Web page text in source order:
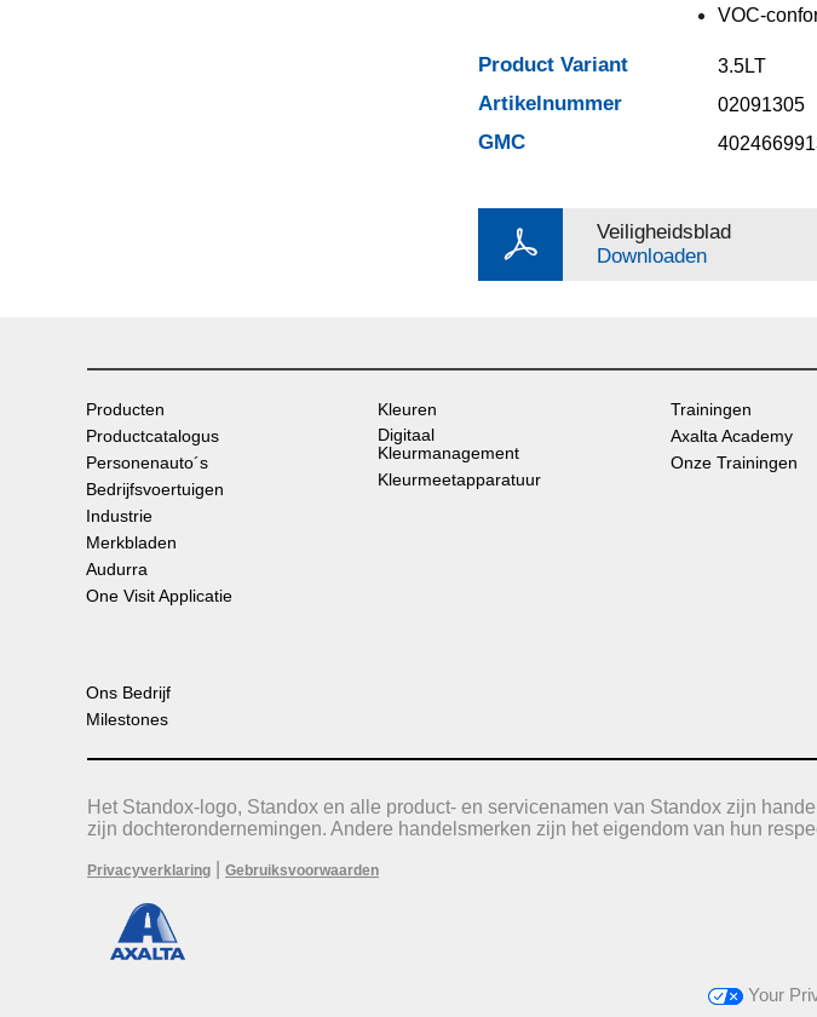
VOC-
Product Variant 3.5LT
Artikelnummer 02091305
GMC
Veiligheidsblad
Downloaden
Producten
Productcatalogus
Personenauto´s
Bedrijfsvoertuigen
Industrie
Merkbladen
Audurra
One Visit Applicatie
Kleuren
Digitaal
Kleurmanagement
Kleurmeetapparatuur
Trainingen
Axalta Academy
Onze Trainingen
Ons Bedrijf
Milestones
Het Standox-logo, Standox en alle product- en servicenamen van Standox zijn
zijn dochterondernemingen. Andere handelsmerken zijn het eigendom van hun
Privacyverklaring Gebruiksvoorwaarden
Your